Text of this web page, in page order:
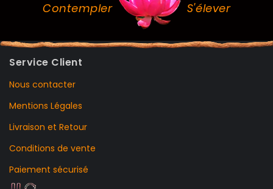
Contempler S'élever
Service Client
Nous contacter
Mentions Légales
Livraison et Retour
Conditions de vente
Paiement sécurisé